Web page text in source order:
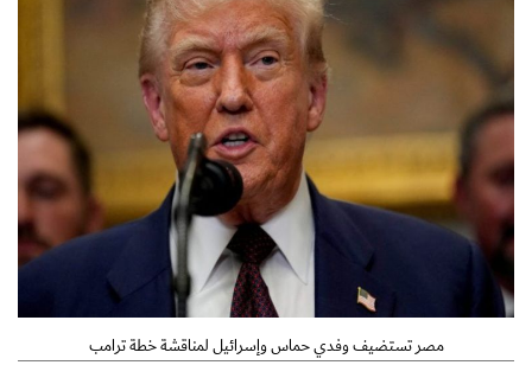
مصر تستضيف وفدي حماس وإسرائيل لمناقشة خطة ترامب